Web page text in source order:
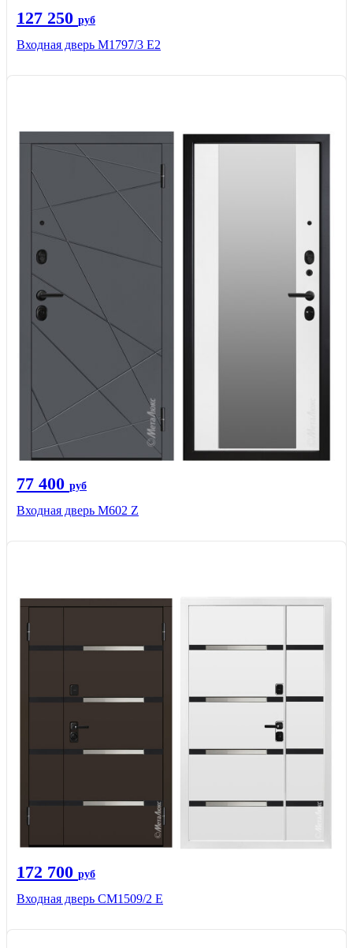
127 250 руб
Входная дверь М1797/3 Е2
77 400 руб
Входная дверь М602 Z
172 700 руб
Входная дверь CМ1509/2 Е